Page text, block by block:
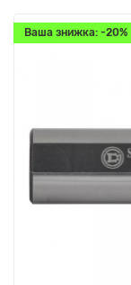
Ваша знижка: -20%